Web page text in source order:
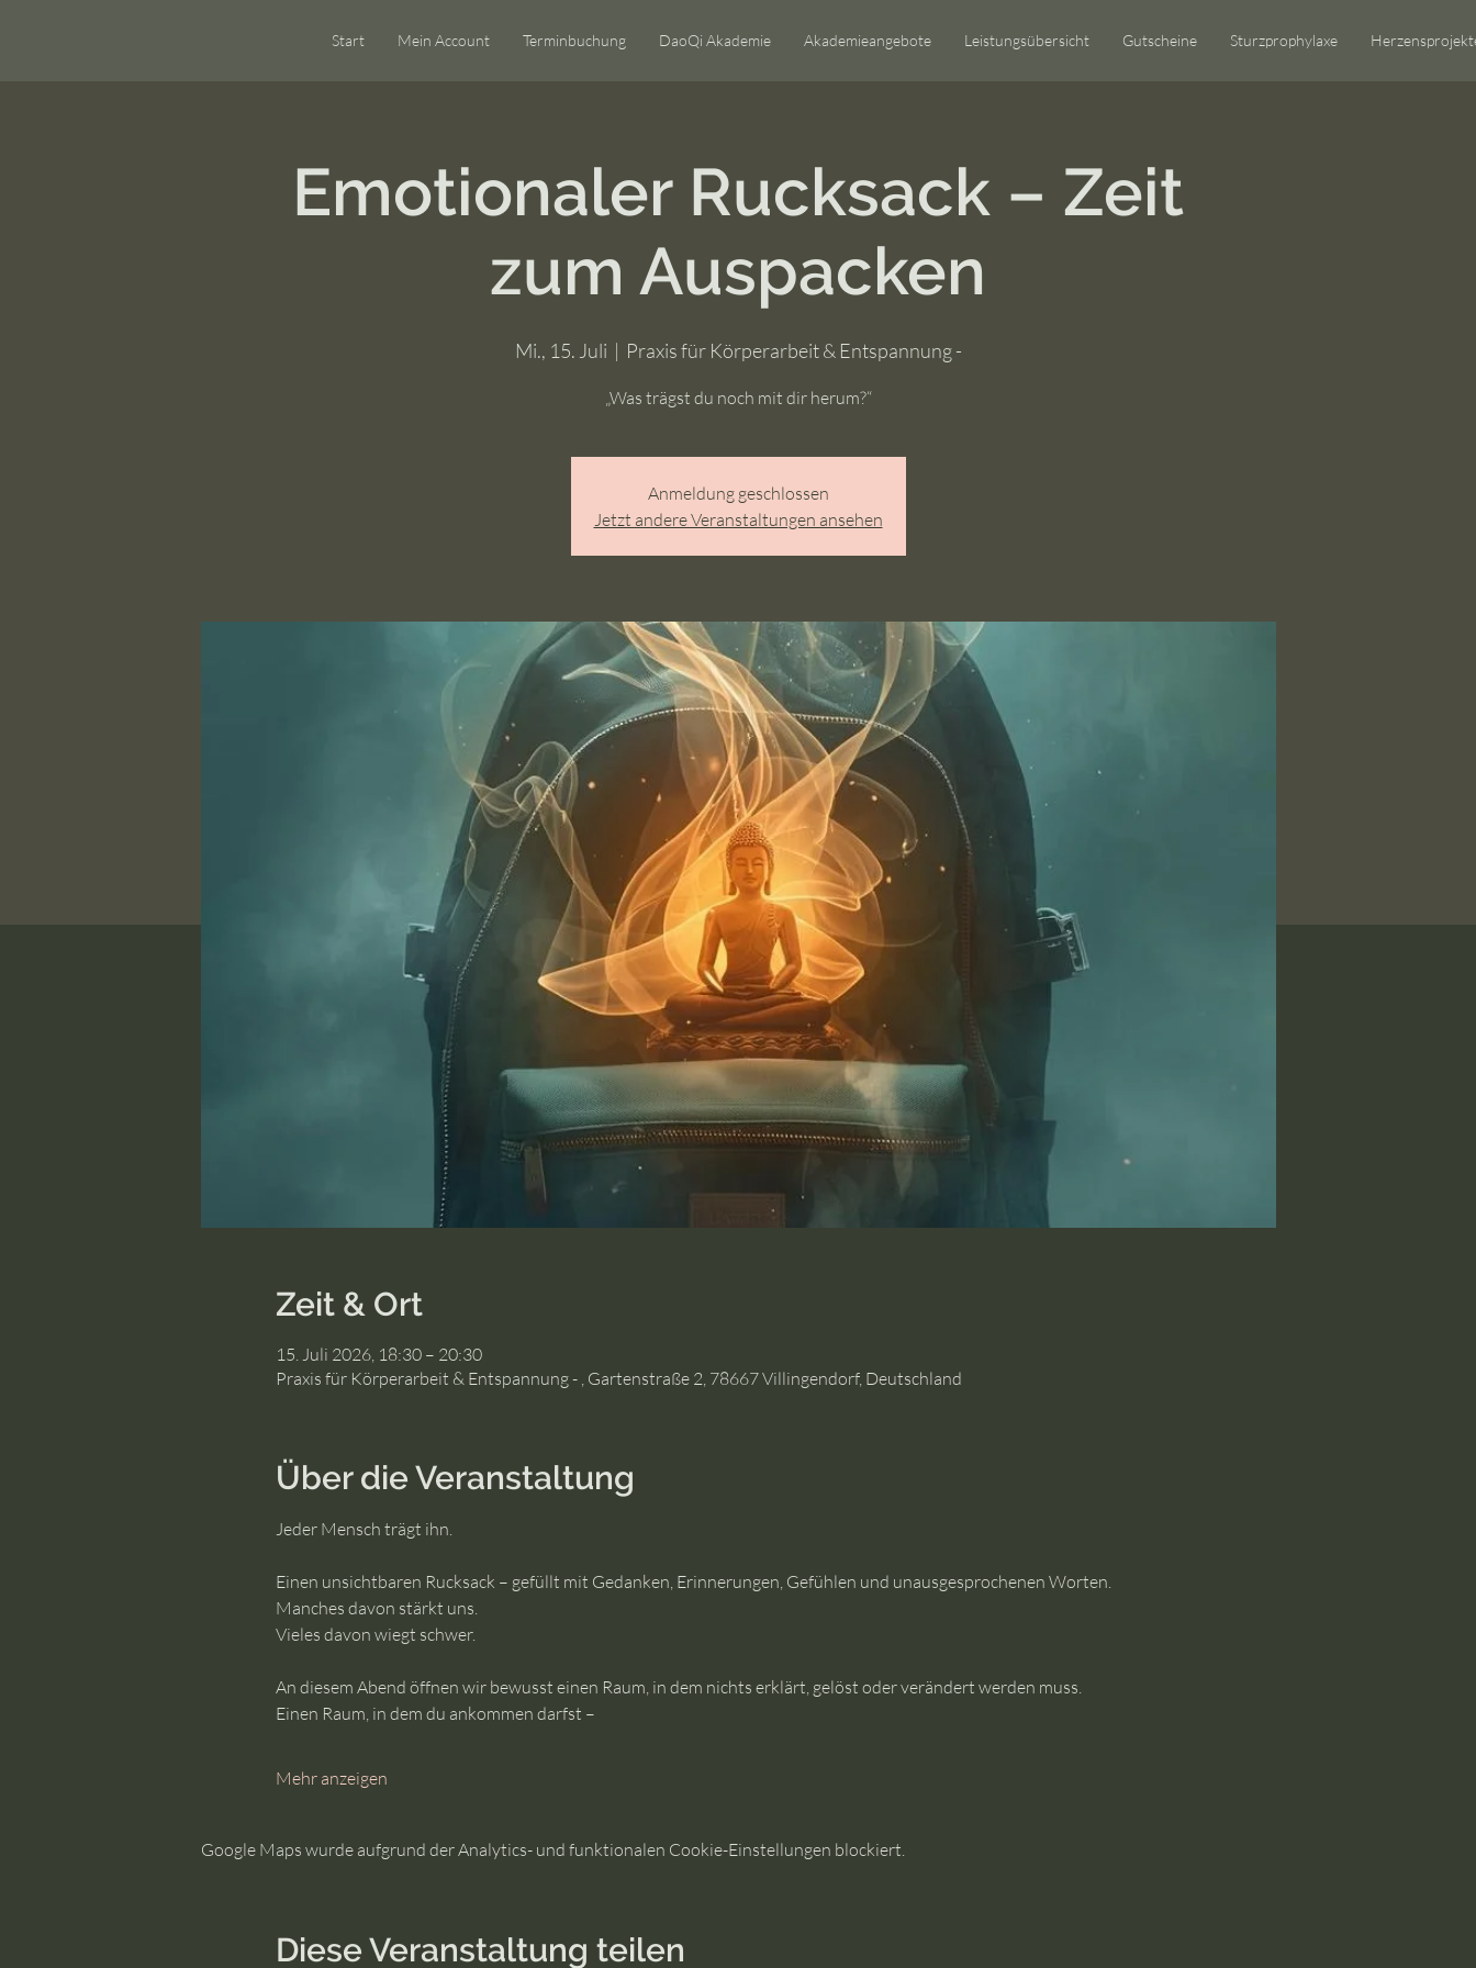
Start Mein Account Terminbuchung DaoQi Akademie Akademieangebote Leistungsübersicht Gutscheine Sturzprophylaxe
Emotionaler Rucksack – Zeit
zum Auspacken
Mi., 15. Juli
  |
Praxis für Körperarbeit & Entspannung -
„Was trägst du noch mit dir herum?“
Anmeldung geschlossen
Jetzt andere Veranstaltungen ansehen
Zeit & Ort
15. Juli 2026, 18:30 – 20:30
Praxis für Körperarbeit & Entspannung - , Gartenstraße 2, 78667 Villingendorf, Deutschland
Über die Veranstaltung
Jeder Mensch trägt ihn.
Einen unsichtbaren Rucksack – gefüllt mit Gedanken, Erinnerungen, Gefühlen und unausgesprochenen Worten.
Manches davon stärkt uns.
Vieles davon wiegt schwer.
An diesem Abend öffnen wir bewusst einen Raum, in dem nichts erklärt, gelöst oder verändert werden muss.
Einen Raum, in dem du ankommen darfst –
Mehr anzeigen
Google Maps wurde aufgrund der Analytics- und funktionalen Cookie-Einstellungen blockiert.
Diese Veranstaltung teilen